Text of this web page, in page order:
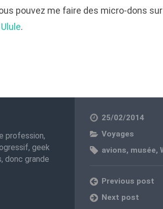
pouvez me faire des micro-dons sur
Ulule.
profession,
geek
donc grande
25/02/2014
Voyages
avions, musée,
Previous post
Next post